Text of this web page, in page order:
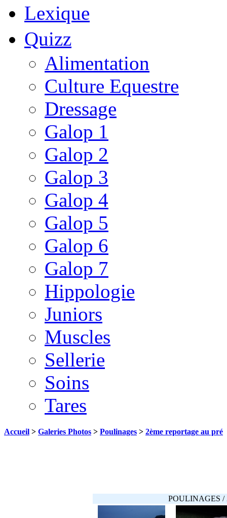
Lexique
Quizz
Alimentation
Culture Equestre
Dressage
Galop 1
Galop 2
Galop 3
Galop 4
Galop 5
Galop 6
Galop 7
Hippologie
Juniors
Muscles
Sellerie
Soins
Tares
Accueil > Galeries Photos > Poulinages > 2ème reportage au pré
POULINAGES /